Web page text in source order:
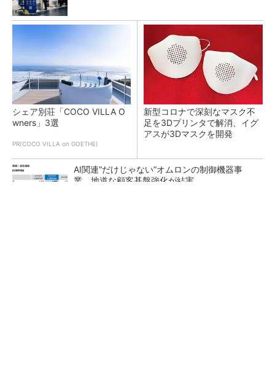
シェア別荘「COCO VILLA O
wners」3選
PR(COCO VILLA on GOETHE)
新型コロナで深刻なマスク不
足を3Dプリンタで解消、イグ
アスが3Dマスクを開発
AI関連“だけじゃない”オムロンの制御機器事
業、地道な顧客基盤強化が結実